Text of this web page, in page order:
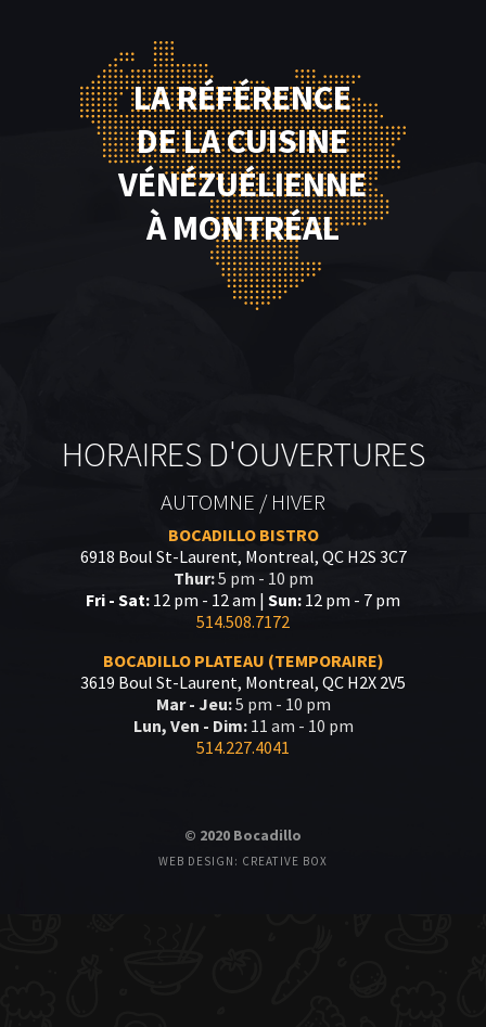
LA RÉFÉRENCE
DE LA CUISINE
VÉNÉZUÉLIENNE
À MONTRÉAL
HORAIRES D'OUVERTURES
AUTOMNE / HIVER
BOCADILLO BISTRO
6918 Boul St-Laurent, Montreal, QC H2S 3C7
Thur:5 pm - 10 pm
Fri - Sat: 12 pm - 12 am | Sun: 12 pm - 7 pm
514.508.7172
BOCADILLO PLATEAU (TEMPORAIRE)
3619 Boul St-Laurent, Montreal, QC H2X 2V5
Mar - Jeu:5 pm - 10 pm
Lun, Ven - Dim:11 am - 10 pm
514.227.4041
© 2020 Bocadillo
WEB DESIGN: CREATIVE BOX